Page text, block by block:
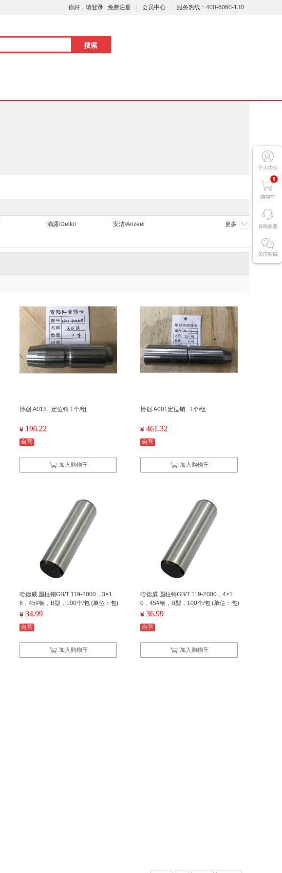
你好，请登录 免费注册 会员中心 服务热线：400-6060-130
0
滴露/Dettol 安洁/Anzeel 更多
博创 A018 . 定位销 1个/组
¥ 196.22
自营
加入购物车
博创 A001定位销 . 1个/组
¥ 461.32
自营
加入购物车
哈德威 圆柱销GB/T 119-2000，3×1
6，45#钢，B型，100个/包 (单位：包)
¥ 34.99
自营
加入购物车
哈德威 圆柱销GB/T 119-2000，4×1
0，45#钢，B型，100个/包 (单位：包)
¥ 36.99
自营
加入购物车